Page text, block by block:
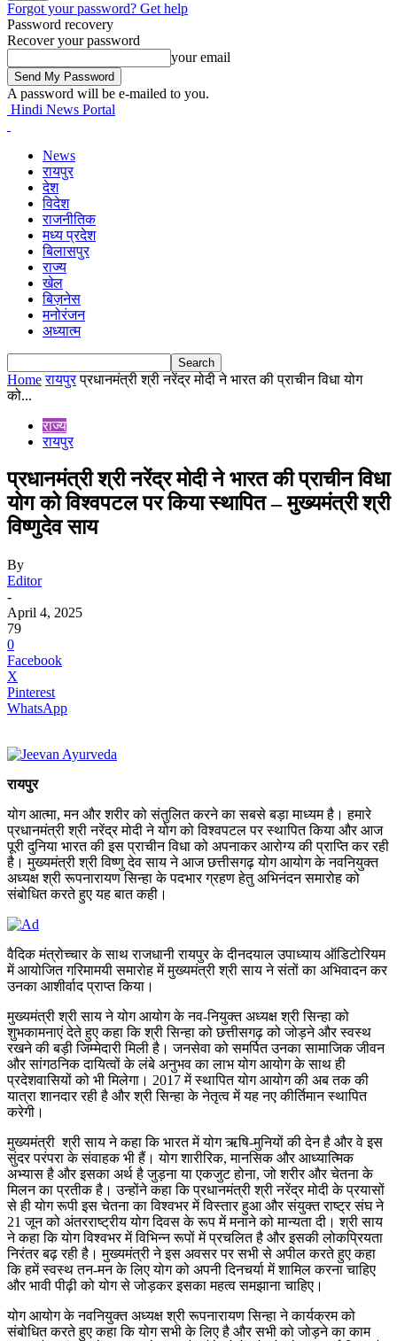
Forgot your password? Get help
Password recovery
Recover your password
your email
A password will be e-mailed to you.
Hindi News Portal
News
रायपुर
देश
विदेश
राजनीतिक
मध्य प्रदेश
बिलासपुर
राज्य
खेल
बिज़नेस
मनोरंजन
अध्यात्म
Home रायपुर प्रधानमंत्री श्री नरेंद्र मोदी ने भारत की प्राचीन विधा योग
को...
राज्य
रायपुर
प्रधानमंत्री श्री नरेंद्र मोदी ने भारत की प्राचीन विधा
योग को विश्वपटल पर किया स्थापित – मुख्यमंत्री श्री
विष्णुदेव साय
By
Editor
-
April 4, 2025
79
0
Facebook
X
Pinterest
WhatsApp
रायपुर
योग आत्मा, मन और शरीर को संतुलित करने का सबसे बड़ा माध्यम है। हमारे
प्रधानमंत्री श्री नरेंद्र मोदी ने योग को विश्वपटल पर स्थापित किया और आज
पूरी दुनिया भारत की इस प्राचीन विधा को अपनाकर आरोग्य की प्राप्ति कर रही
है। मुख्यमंत्री श्री विष्णु देव साय ने आज छत्तीसगढ़ योग आयोग के नवनियुक्त
अध्यक्ष श्री रूपनारायण सिन्हा के पदभार ग्रहण हेतु अभिनंदन समारोह को
संबोधित करते हुए यह बात कही।
वैदिक मंत्रोच्चार के साथ राजधानी रायपुर के दीनदयाल उपाध्याय ऑडिटोरियम
में आयोजित गरिमामयी समारोह में मुख्यमंत्री श्री साय ने संतों का अभिवादन कर
उनका आशीर्वाद प्राप्त किया।
मुख्यमंत्री श्री साय ने योग आयोग के नव-नियुक्त अध्यक्ष श्री सिन्हा को
शुभकामनाएं देते हुए कहा कि श्री सिन्हा को छत्तीसगढ़ को जोड़ने और स्वस्थ
रखने की बड़ी जिम्मेदारी मिली है। जनसेवा को समर्पित उनका सामाजिक जीवन
और सांगठनिक दायित्वों के लंबे अनुभव का लाभ योग आयोग के साथ ही
प्रदेशवासियों को भी मिलेगा। 2017 में स्थापित योग आयोग की अब तक की
यात्रा शानदार रही है और श्री सिन्हा के नेतृत्व में यह नए कीर्तिमान स्थापित
करेगी।
मुख्यमंत्री श्री साय ने कहा कि भारत में योग ऋषि-मुनियों की देन है और वे इस
सुंदर परंपरा के संवाहक भी हैं। योग शारीरिक, मानसिक और आध्यात्मिक
अभ्यास है और इसका अर्थ है जुड़ना या एकजुट होना, जो शरीर और चेतना के
मिलन का प्रतीक है। उन्होंने कहा कि प्रधानमंत्री श्री नरेंद्र मोदी के प्रयासों
से ही योग रूपी इस चेतना का विश्वभर में विस्तार हुआ और संयुक्त राष्ट्र संघ ने
21 जून को अंतरराष्ट्रीय योग दिवस के रूप में मनाने को मान्यता दी। श्री साय
ने कहा कि योग विश्वभर में विभिन्न रूपों में प्रचलित है और इसकी लोकप्रियता
निरंतर बढ़ रही है। मुख्यमंत्री ने इस अवसर पर सभी से अपील करते हुए कहा
कि हमें स्वस्थ तन-मन के लिए योग को अपनी दिनचर्या में शामिल करना चाहिए
और भावी पीढ़ी को योग से जोड़कर इसका महत्व समझाना चाहिए।
योग आयोग के नवनियुक्त अध्यक्ष श्री रूपनारायण सिन्हा ने कार्यक्रम को
संबोधित करते हुए कहा कि योग सभी के लिए है और सभी को जोड़ने का काम